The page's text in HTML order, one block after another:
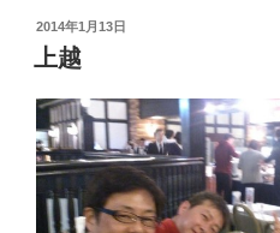
投
稿
日:
2014年1月13日
上越